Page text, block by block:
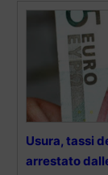
Usura, tassi
arrestato